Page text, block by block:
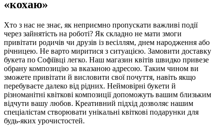
«кохаю»
Хто з нас не знає, як неприємно пропускати важливі події
через зайнятість на роботі? Як складно не мати змоги
привітати родичів чи друзів із весіллям, днем народження або
річницею. Не варто миритися з ситуацією. Замовити доставку
букета по Софіївці легко. Наш магазин квітів швидко привезе
обрану композицію за вказаною адресою. Таким чином ви
зможете привітати й висловити свої почуття, навіть якщо
перебуваєте далеко від рідних. Неймовірні букети й
різноманітні квіткові композиції допоможуть вашим близьким
відчути вашу любов. Креативний підхід дозволяє нашим
спеціалістам створювати унікальні квіткові подарунки для
будь-яких урочистостей.